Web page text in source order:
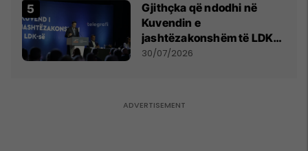
Gjithçka që ndodhi në
Kuvendin e
jashtëzakonshëm të LDK-
së
30/07/2026